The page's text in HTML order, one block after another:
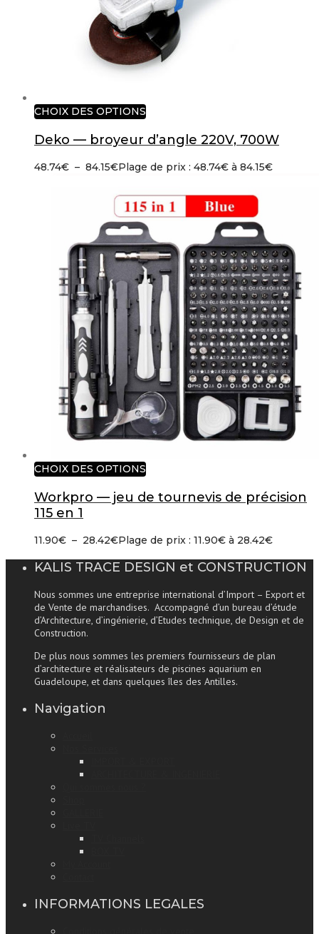
CHOIX DES OPTIONS
Deko — broyeur d’angle 220V, 700W
48.74€ – 84.15€Plage de prix : 48.74€ à 84.15€
CHOIX DES OPTIONS
Workpro — jeu de tournevis de précision
115 en 1
11.90€ – 28.42€Plage de prix : 11.90€ à 28.42€
KALIS TRACE DESIGN et CONSTRUCTION
Nous sommes une entreprise international d’Import – Export et
de Vente de marchandises. Accompagné d’un bureau d’étude
d’Architecture, d’ingénierie, d’Etudes technique, de Design et de
Construction.
De plus nous sommes les premiers fournisseurs de plan
d’architecture et réalisateurs de piscines aquarium en
Guadeloupe, et dans quelques îles des Antilles.
Navigation
INFORMATIONS LEGALES